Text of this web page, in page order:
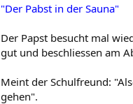
"Der Pabst in der Sauna"
Der Papst besucht mal
gut und beschliessen am
Meint der Schulfreund:
gehen".